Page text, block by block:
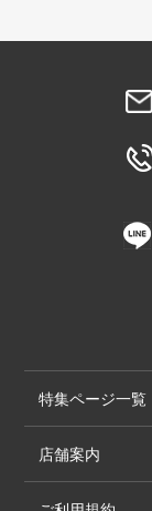
特集ページ一覧
店舗案内